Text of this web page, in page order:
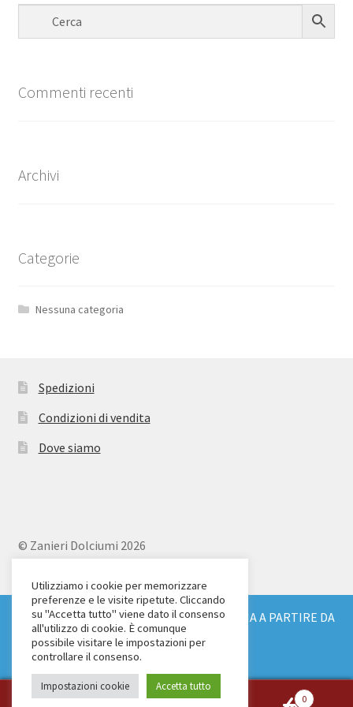
SPEDIZIONE GRATUITA IN TUTTA ITALIA A PARTIRE DA
€ 150
Ignora
Commenti recenti
Archivi
Categorie
Nessuna categoria
Spedizioni
Condizioni di vendita
Dove siamo
© Zanieri Dolciumi 2026
Via Alfieri 18
Scandicci (FI)
Tel. 055 2571707
C.F. e P.IVA: 04904430487
0
Utilizziamo i cookie per memorizzare
preferenze e le visite ripetute. Cliccando
su "Accetta tutto" viene dato il consenso
all'utilizzo di cookie. È comunque
possibile visitare le impostazioni per
controllare il consenso.
Impostazioni cookie Accetta tutto